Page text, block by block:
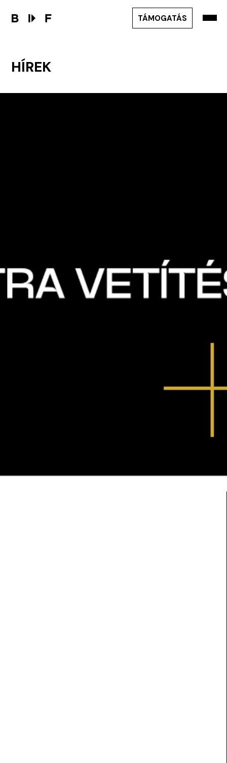
TÁMOGATÁS
HÍREK